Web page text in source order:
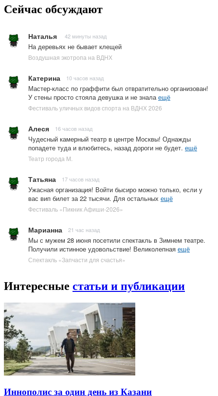
Сейчас обсуждают
Наталья 42 минуты назад
На деревьях не бывает клещей
Воздушная экотропа на ВДНХ
Катерина 10 часов назад
Мастер-класс по граффити был отвратительно организован!
У стены просто стояла девушка и не зналаещё
Фестиваль уличных видов спорта на ВДНХ 2026
Алеся 16 часов назад
Чудесный камерный театр в центре Москвы! Однажды
попадете туда и влюбитесь, назад дороги не будет. ещё
Театр города М.
Татьяна 17 часов назад
Ужасная организация! Войти бысиро можно только, если у
вас вип билет за 22 тысячи. Для остальных ещё
Фестиваль «Пикник Афиши-2026»
Марианна 21 час назад
Мы с мужем 28 июня посетили спектакль в Зимнем театре.
Получили истинное удовольствие! Великолепная ещё
Спектакль «Запчасти для счастья»
Интересные статьи и публикации
Иннополис за один день из Казани